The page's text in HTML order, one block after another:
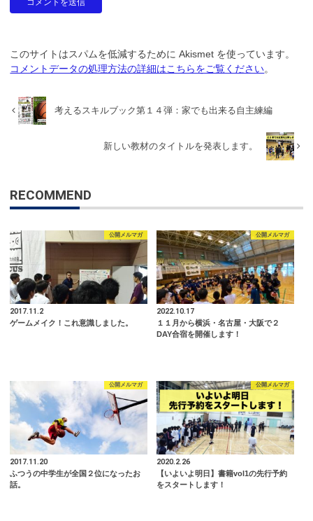
このサイトはスパムを低減するために Akismet を使っています。
コメントデータの処理方法の詳細はこちらをご覧ください。
考えるスキルブック第１４弾：家でも出来る自主練編
新しい教材のタイトルを発表します。
RECOMMEND
公開メルマガ
2017.11.2
ゲームメイク！これ意識しました。
公開メルマガ
2022.10.17
１１月から横浜・名古屋・大阪で２
DAY合宿を開催します！
公開メルマガ
2017.11.20
ふつうの中学生が全国２位になったお
話。
公開メルマガ
2020.2.26
【いよいよ明日】書籍vol1の先行予約
をスタートします！